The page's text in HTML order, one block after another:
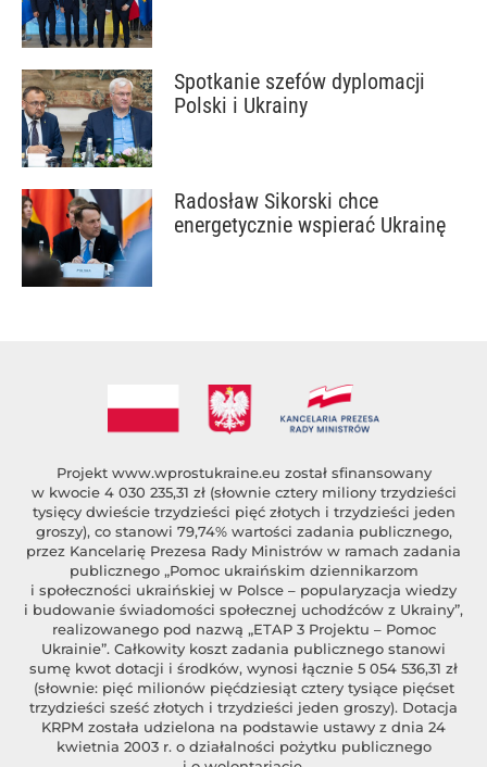
Spotkanie szefów dyplomacji
Polski i Ukrainy
Radosław Sikorski chce
energetycznie wspierać Ukrainę
Projekt www.wprostukraine.eu został sfinansowany
w kwocie 4 030 235,31 zł (słownie cztery miliony trzydzieści
tysięcy dwieście trzydzieści pięć złotych i trzydzieści jeden
groszy), co stanowi 79,74% wartości zadania publicznego,
przez Kancelarię Prezesa Rady Ministrów w ramach zadania
publicznego „Pomoc ukraińskim dziennikarzom
i społeczności ukraińskiej w Polsce – popularyzacja wiedzy
i budowanie świadomości społecznej uchodźców z Ukrainy”,
realizowanego pod nazwą „ETAP 3 Projektu – Pomoc
Ukrainie”. Całkowity koszt zadania publicznego stanowi
sumę kwot dotacji i środków, wynosi łącznie 5 054 536,31 zł
(słownie: pięć milionów pięćdziesiąt cztery tysiące pięćset
trzydzieści sześć złotych i trzydzieści jeden groszy). Dotacja
KRPM została udzielona na podstawie ustawy z dnia 24
kwietnia 2003 r. o działalności pożytku publicznego